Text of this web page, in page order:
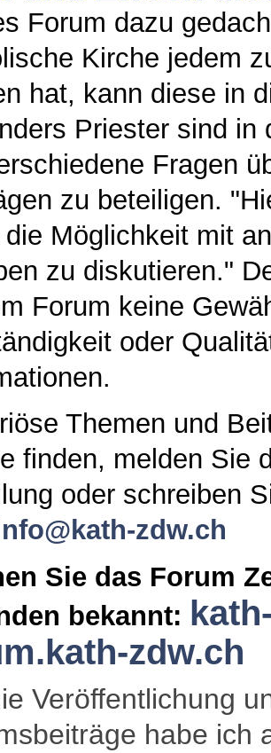
Forum dazu
Kirche jedem
hat, kann diese in
Priester sind in
Fragen
zu beteiligen.
Möglichkeit mit
zu diskutieren."
Forum keine
oder
Themen und
finden, melden Sie
oder schreiben
zdw.ch
Sie das Forum
bekannt:
zdw.ch
Veröffentlichung
habe ich